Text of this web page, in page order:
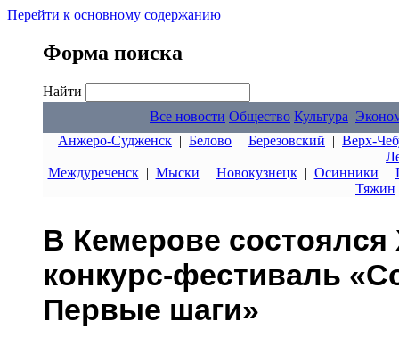
Перейти к основному содержанию
Форма поиска
Найти
Все новости Общество Культура
Анжеро-Судженск | Белово | Березовский | Верх-
Междуреченск| Мыски | Новокузнецк| Осинники |
Тяжин
В Кемерове
конкурс-фестиваль
Первые шаги»